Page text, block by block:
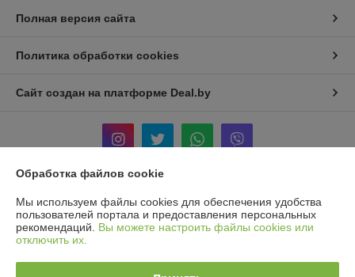
Полная версия сайта
Политика обработки cookies
Сайт создан на платформе Deal.by
Информация для покупателя
Юридическое лицо:ООО «ГРИН ХИППО»
220075 г. Минск, ул.Ротмистрова,40 ком. 12
Регистрационный номер ЕГР: 193828125
Обработка файлов cookie
Мы используем файлы cookies для обеспечения удобства
пользователей портала и предоставления персональных
рекомендаций. Вы можете настроить файлы cookies или
отключить их.